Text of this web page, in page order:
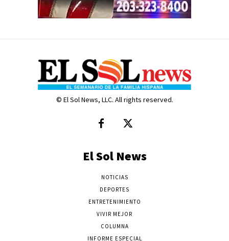
© El Sol News, LLC. All rights reserved.
El Sol News
NOTICIAS
DEPORTES
ENTRETENIMIENTO
VIVIR MEJOR
COLUMNA
INFORME ESPECIAL